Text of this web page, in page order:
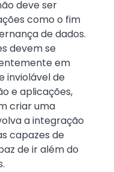
deve ser
como o fim
de dados.
devem se
em
inviolável de
e aplicações,
criar uma
a integração
capazes de
de ir além do